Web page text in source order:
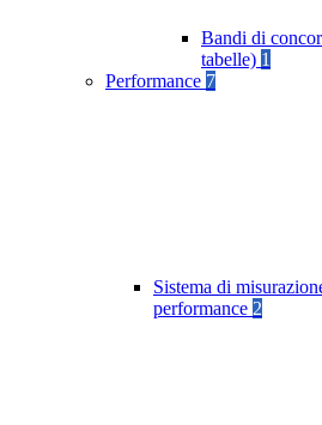
Bandi di
tabelle) 1
Performance 7
Sistema di
performance 2